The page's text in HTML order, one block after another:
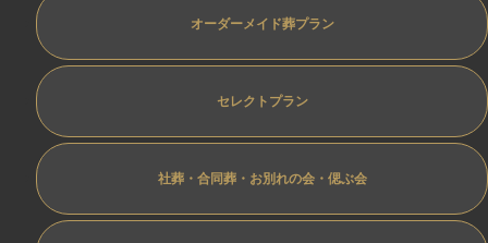
オーダーメイド葬プラン
セレクトプラン
社葬・合同葬・お別れの会・偲ぶ会